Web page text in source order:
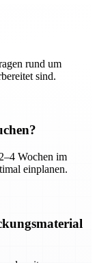
rund um
sind.
Wochen im
einplanen.